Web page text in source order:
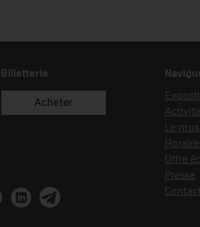
Billetterie
Acheter
LinkedinTelegram
Le
Offre
Presse
Contact